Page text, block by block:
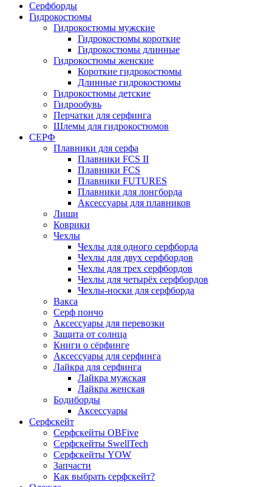
Серфборды
Гидрокостюмы
Гидрокостюмы мужские
Гидрокостюмы короткие
Гидрокостюмы длинные
Гидрокостюмы женские
Короткие гидрокостюмы
Длинные гидрокостюмы
Гидрокостюмы детские
Гидрообувь
Перчатки для серфинга
Шлемы для гидрокостюмов
СЕРФ
Плавники для серфа
Плавники FCS II
Плавники FCS
Плавники FUTURES
Плавники для лонгборда
Аксессуары для плавников
Лиши
Коврики
Чехлы
Чехлы для одного серфборда
Чехлы для двух серфбордов
Чехлы для трех серфбордов
Чехлы для четырёх серфбордов
Чехлы-носки для серфборда
Вакса
Серф пончо
Аксессуары для перевозки
Защита от солнца
Книги о сёрфинге
Аксессуары для серфинга
Лайкра для серфинга
Лайкра мужская
Лайкра женская
Бодиборды
Аксессуары
Серфскейт
Серфскейты OBFive
Серфскейты SwellTech
Серфскейты YOW
Запчасти
Как выбрать серфскейт?